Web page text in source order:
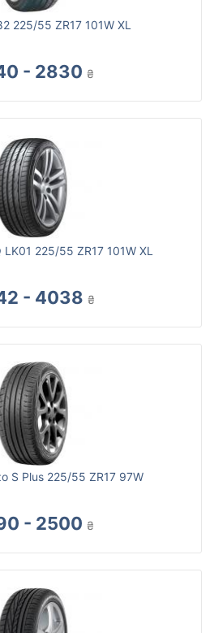
225/55 ZR17 101W XL
- 2830 ₴
225/55 ZR17 101W XL
- 4038 ₴
S Plus 225/55 ZR17 97W
- 2500 ₴